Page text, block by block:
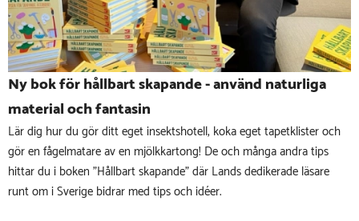
Ny bok för hållbart skapande - använd naturliga
material och fantasin
Lär dig hur du gör ditt eget insektshotell, koka eget tapetklister och
gör en fågelmatare av en mjölkkartong! De och många andra tips
hittar du i boken ”Hållbart skapande” där Lands dedikerade läsare
runt om i Sverige bidrar med tips och idéer.